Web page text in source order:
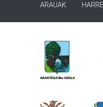
ARAUAK